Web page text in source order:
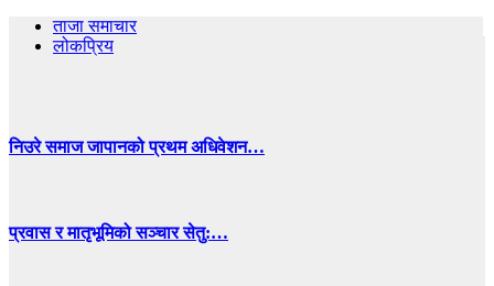
ताजा समाचार
लोकप्रिय
निउरे समाज जापानको प्रथम अधिवेशन…
प्रवास र मातृभूमिको सञ्चार सेतु:…